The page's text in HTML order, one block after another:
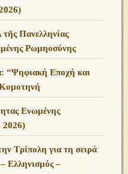
του Ιωάννη Δ.
Πανελληνίας
Ρωμηοσύνης
“Ψηφιακή Εποχή και
Κομοτηνή
Ενωμένης
2026)
Τρίπολη για τη σειρά
Ελληνισμός –